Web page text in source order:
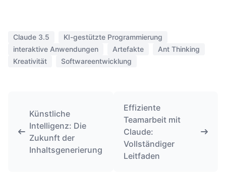
Claude 3.5
KI-gestützte Programmierung
interaktive Anwendungen
Artefakte
Ant Thinking
Kreativität
Softwareentwicklung
Künstliche
Intelligenz: Die
Zukunft der
Inhaltsgenerierung
Effiziente
Teamarbeit mit
Claude:
Vollständiger
Leitfaden